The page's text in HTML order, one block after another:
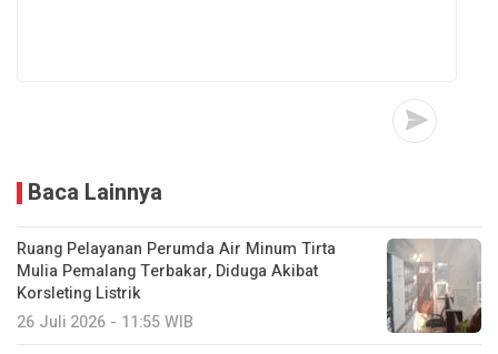
Baca Lainnya
Ruang Pelayanan Perumda Air Minum Tirta
Mulia Pemalang Terbakar, Diduga Akibat
Korsleting Listrik
26 Juli 2026 - 11:55 WIB